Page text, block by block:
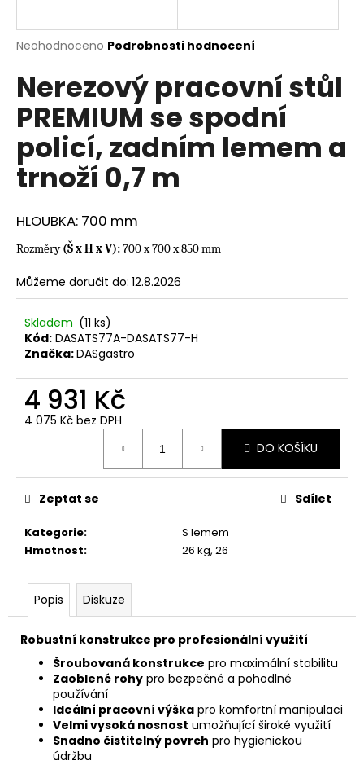
Průměrné
produktu
je
0,0
5
hvězdiček.
Neohodnoceno Podrobnosti hodnocení
Nerezový pracovní stůl
PREMIUM se spodní
policí, zadním lemem a
trnoží 0,7 m
HLOUBKA: 700 mm
Rozměry(Š x H x V):700 x 700 x 850 mm
Můžeme doručit do: 12.8.2026
Skladem (11 ks)
Kód: DASATS77A-DASATS77-H
Značka:DASgastro
4 931 Kč
4 075 Kč bez DPH
DO KOŠÍKU
Kategorie:
S lemem
Hmotnost: 26 kg, 26
Zeptat se Sdílet
Popis Diskuze
Robustní konstrukce pro profesionální využití
Šroubovaná konstrukce pro maximální stabilitu
Zaoblené rohy pro bezpečné a pohodlné
používání
Ideální pracovní výška pro komfortní manipulaci
Velmi vysoká nosnost umožňující široké využití
Snadno čistitelný povrch pro hygienickou
údržbu
j
t
?
HLEDAT
D
o
p
o
u
u
e